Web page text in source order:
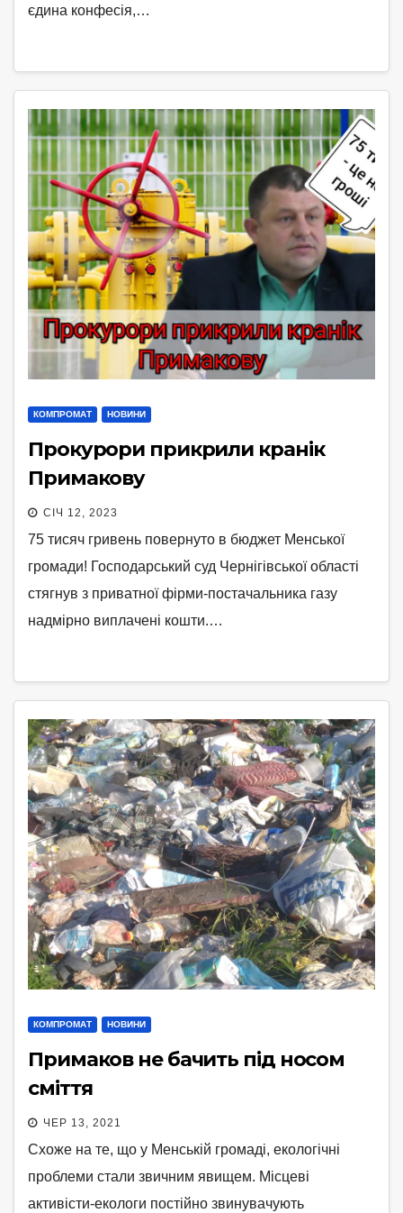
єдина конфесія,…
КОМПРОМАТ НОВИНИ
Прокурори прикрили кранік
Примакову
СІЧ 12, 2023
75 тисяч гривень повернуто в бюджет Менської
громади! Господарський суд Чернігівської області
стягнув з приватної фірми-постачальника газу
надмірно виплачені кошти.…
КОМПРОМАТ НОВИНИ
Примаков не бачить під носом
сміття
ЧЕР 13, 2021
Схоже на те, що у Менській громаді, екологічні
проблеми стали звичним явищем. Місцеві
активісти-екологи постійно звинувачують